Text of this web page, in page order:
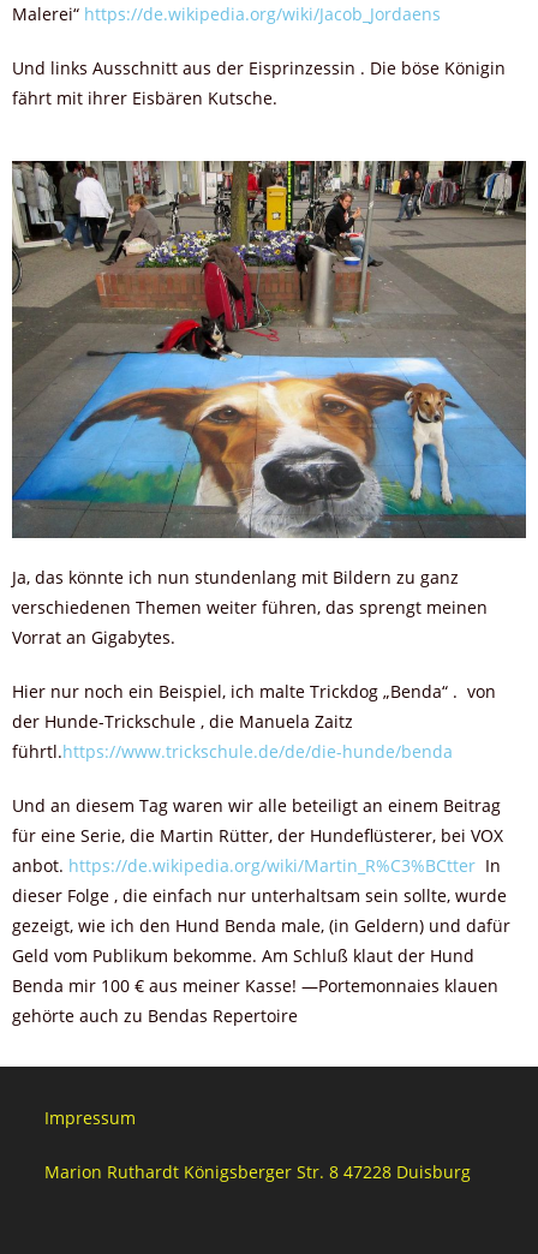
Malerei“ https://de.wikipedia.org/wiki/Jacob_Jordaens
Und links Ausschnitt aus der Eisprinzessin . Die böse Königin
fährt mit ihrer Eisbären Kutsche.
Ja, das könnte ich nun stundenlang mit Bildern zu ganz
verschiedenen Themen weiter führen, das sprengt meinen
Vorrat an Gigabytes.
Hier nur noch ein Beispiel, ich malte Trickdog „Benda“ . von
der Hunde-Trickschule , die Manuela Zaitz
führtl.https://www.trickschule.de/de/die-hunde/benda
Und an diesem Tag waren wir alle beteiligt an einem Beitrag
für eine Serie, die Martin Rütter, der Hundeflüsterer, bei VOX
anbot. https://de.wikipedia.org/wiki/Martin_R%C3%BCtter In
dieser Folge , die einfach nur unterhaltsam sein sollte, wurde
gezeigt, wie ich den Hund Benda male, (in Geldern) und dafür
Geld vom Publikum bekomme. Am Schluß klaut der Hund
Benda mir 100 € aus meiner Kasse! —Portemonnaies klauen
gehörte auch zu Bendas Repertoire
Impressum
Marion Ruthardt Königsberger Str. 8 47228 Duisburg